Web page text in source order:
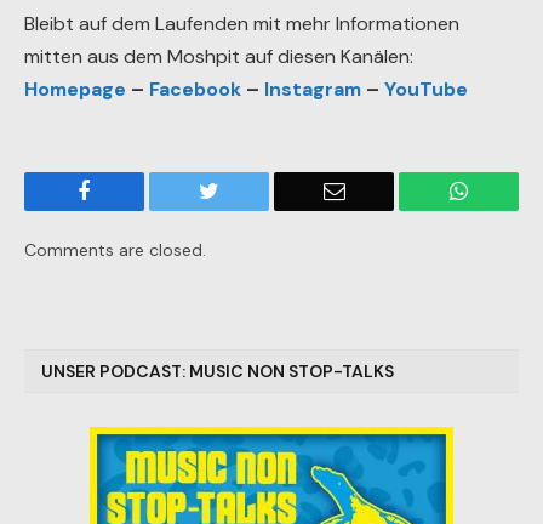
Bleibt auf dem Laufenden mit mehr Informationen
mitten aus dem Moshpit auf diesen Kanälen:
Homepage – Facebook – Instagram – YouTube
Email
Comments are closed.
UNSER PODCAST: MUSIC NON STOP-TALKS